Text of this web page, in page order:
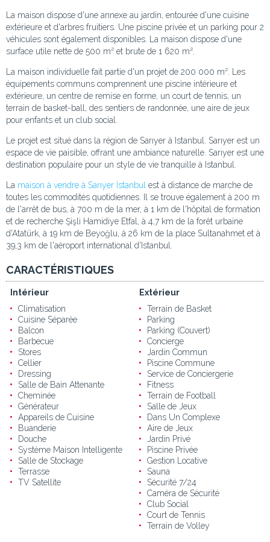
La maison dispose d'une annexe au jardin, entourée d'une cuisine
extérieure et d'arbres fruitiers. Une piscine privée et un parking pour 2
véhicules sont également disponibles. La maison dispose d'une
surface utile nette de 500 m² et brute de 1 620 m².
La maison individuelle fait partie d'un projet de 200 000 m². Les
équipements communs comprennent une piscine intérieure et
extérieure, un centre de remise en forme, un court de tennis, un
terrain de basket-ball, des sentiers de randonnée, une aire de jeux
pour enfants et un club social.
Le projet est situé dans la région de Sarıyer à Istanbul. Sarıyer est un
espace de vie paisible, offrant une ambiance naturelle. Sarıyer est une
destination populaire pour un style de vie tranquille à Istanbul.
La maison à vendre à Sarıyer İstanbul est à distance de marche de
toutes les commodités quotidiennes. Il se trouve également à 200 m
de l'arrêt de bus, à 700 m de la mer, à 1 km de l'hôpital de formation
et de recherche Şişli Hamidiye Etfal, à 4,7 km de la forêt urbaine
d'Atatürk, à 19 km de Beyoğlu, à 26 km de la place Sultanahmet et à
39,3 km de l'aéroport international d'Istanbul.
CARACTÉRISTIQUES
Intérieur
Climatisation
Cuisine Séparée
Balcon
Barbecue
Stores
Cellier
Dressing
Salle de Bain Attenante
Cheminée
Générateur
Appareils de Cuisine
Buanderie
Douche
Système Maison Intelligente
Salle de Stockage
Terrasse
TV Satellite
Extérieur
Terrain de Basket
Parking
Parking (Couvert)
Concierge
Jardin Commun
Piscine Commune
Service de Conciergerie
Fitness
Terrain de Football
Salle de Jeux
Dans Un Complexe
Aire de Jeux
Jardin Privé
Piscine Privée
Gestion Locative
Sauna
Sécurité 7/24
Caméra de Sécurité
Club Social
Court de Tennis
Terrain de Volley